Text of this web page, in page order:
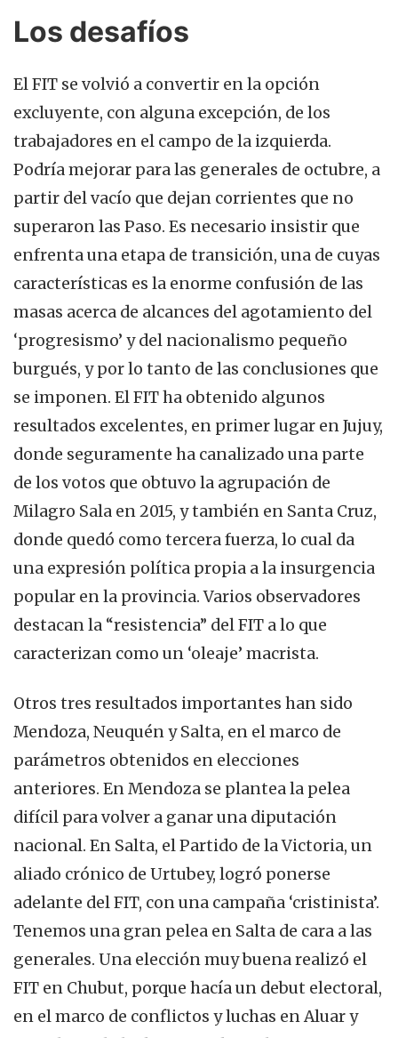
Los desafíos
El FIT se volvió a convertir en la opción
excluyente, con alguna excepción, de los
trabajadores en el campo de la izquierda.
Podría mejorar para las generales de octubre, a
partir del vacío que dejan corrientes que no
superaron las Paso. Es necesario insistir que
enfrenta una etapa de transición, una de cuyas
características es la enorme confusión de las
masas acerca de alcances del agotamiento del
‘progresismo’ y del nacionalismo pequeño
burgués, y por lo tanto de las conclusiones que
se imponen. El FIT ha obtenido algunos
resultados excelentes, en primer lugar en Jujuy,
donde seguramente ha canalizado una parte
de los votos que obtuvo la agrupación de
Milagro Sala en 2015, y también en Santa Cruz,
donde quedó como tercera fuerza, lo cual da
una expresión política propia a la insurgencia
popular en la provincia. Varios observadores
destacan la “resistencia” del FIT a lo que
caracterizan como un ‘oleaje’ macrista.
Otros tres resultados importantes han sido
Mendoza, Neuquén y Salta, en el marco de
parámetros obtenidos en elecciones
anteriores. En Mendoza se plantea la pelea
difícil para volver a ganar una diputación
nacional. En Salta, el Partido de la Victoria, un
aliado crónico de Urtubey, logró ponerse
adelante del FIT, con una campaña ‘cristinista’.
Tenemos una gran pelea en Salta de cara a las
generales. Una elección muy buena realizó el
FIT en Chubut, porque hacía un debut electoral,
en el marco de conflictos y luchas en Aluar y